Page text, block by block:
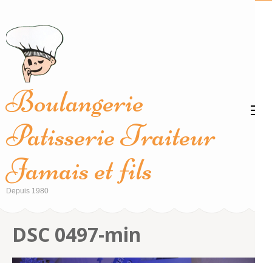
contenu
(Pressez
Entrée)
Boulangerie
Patisserie Traiteur
Jamais et fils
Depuis 1980
DSC 0497-min